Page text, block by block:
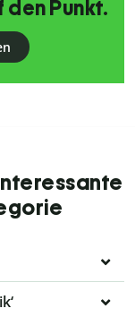
den Punkt.